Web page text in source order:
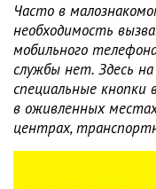
Часто в
необходимость
мобильного
службы нет. Здесь
специальные кнопки
в оживленных
центрах,